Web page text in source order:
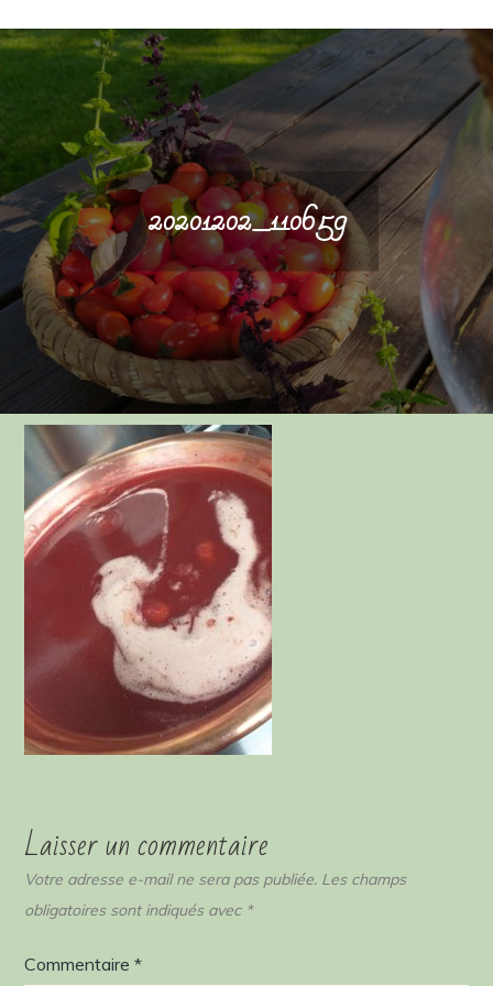
20201202_110659
Laisser un commentaire
Votre adresse e-mail ne sera pas publiée. Les champs
obligatoires sont indiqués avec *
Commentaire*